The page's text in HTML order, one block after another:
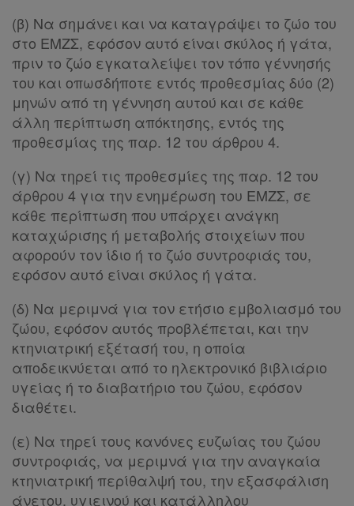
Πληροφορίες
Εταιρεία
Επικοινωνία
Όροι
χρήσης
Πολιτική
απορρήτου
και
cookies
Απόκτηση
Συνδρομής
Ατομική
(β) Να σημάνει και να καταγράψει το ζώο του
στο ΕΜΖΣ, εφόσον αυτό είναι σκύλος ή γάτα,
πριν το ζώο εγκαταλείψει τον τόπο γέννησής
του και οπωσδήποτε εντός προθεσμίας δύο (2)
μηνών από τη γέννηση αυτού και σε κάθε
άλλη περίπτωση απόκτησης, εντός της
προθεσμίας της παρ. 12 του άρθρου 4.
(γ) Να τηρεί τις προθεσμίες της παρ. 12 του
άρθρου 4 για την ενημέρωση του ΕΜΖΣ, σε
κάθε περίπτωση που υπάρχει ανάγκη
καταχώρισης ή μεταβολής στοιχείων που
αφορούν τον ίδιο ή το ζώο συντροφιάς του,
εφόσον αυτό είναι σκύλος ή γάτα.
(δ) Να μεριμνά για τον ετήσιο εμβολιασμό του
ζώου, εφόσον αυτός προβλέπεται, και την
κτηνιατρική εξέτασή του, η οποία
αποδεικνύεται από το ηλεκτρονικό βιβλιάριο
υγείας ή το διαβατήριο του ζώου, εφόσον
διαθέτει.
(ε) Να τηρεί τους κανόνες ευζωίας του ζώου
συντροφιάς, να μεριμνά για την αναγκαία
κτηνιατρική περίθαλψή του, την εξασφάλιση
άνετου, υγιεινού και κατάλληλου